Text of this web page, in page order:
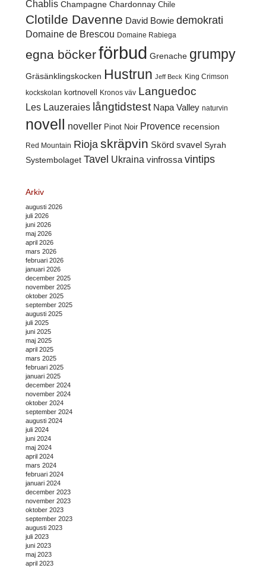
Chablis Champagne Chardonnay Chile
Clotilde Davenne David Bowie demokrati
Domaine de Brescou Domaine Rabiega
egna böckerförbud Grenache grumpy
Gräsänklingskocken Hustrun Jeff Beck King Crimson
kockskolan kortnovell Kronos väv Languedoc
Les Lauzeraies långtidstest Napa Valley naturvin
novell noveller Pinot Noir Provence recension
Red Mountain Rioja skräpvin Skörd svavel Syrah
Systembolaget Tavel Ukraina vinfrossa vintips
Arkiv
augusti 2026
juli 2026
juni 2026
maj 2026
april 2026
mars 2026
februari 2026
januari 2026
december 2025
november 2025
oktober 2025
september 2025
augusti 2025
juli 2025
juni 2025
maj 2025
april 2025
mars 2025
februari 2025
januari 2025
december 2024
november 2024
oktober 2024
september 2024
augusti 2024
juli 2024
juni 2024
maj 2024
april 2024
mars 2024
februari 2024
januari 2024
december 2023
november 2023
oktober 2023
september 2023
augusti 2023
juli 2023
juni 2023
maj 2023
april 2023